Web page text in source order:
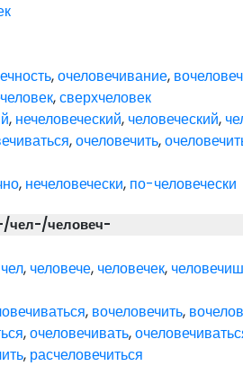
,очеловечивание,
,сверхчеловек
, нечеловеческий, человеческий,
,очеловечить,
, нечеловечески, по-человечески
чел-/человеч-
чел, человече, человечек,
, вочеловечить,
,очеловечивать,
, расчеловечиться